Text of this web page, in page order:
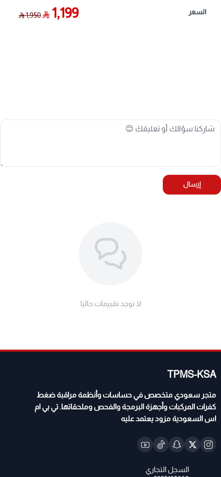
السعر 1,199
1,950
إرسال
لا توجد تقييمات حاليا
TPMS-KSA
متجر سعودي متخصص في حساسات وأنظمة مراقبة ضغط
كفرات المركبات وأجهزة البرمجة والفحص وملحقاتها. تي بي ام
اس السعودية مزود يعتمد عليه